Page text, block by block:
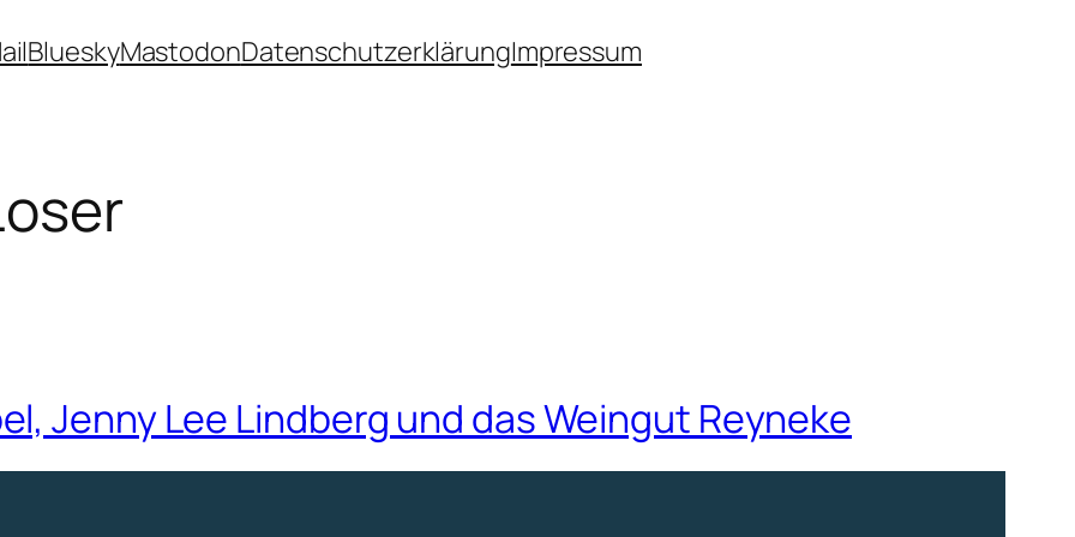
BlueskyMastodonDatenschutzerklärungImpressum
Jenny Lee Lindberg und das Weingut Reyneke